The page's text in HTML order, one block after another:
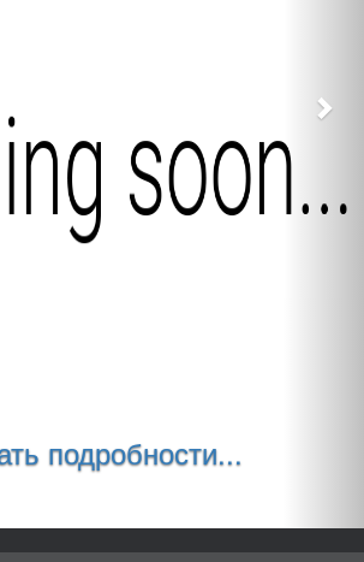
подробности...